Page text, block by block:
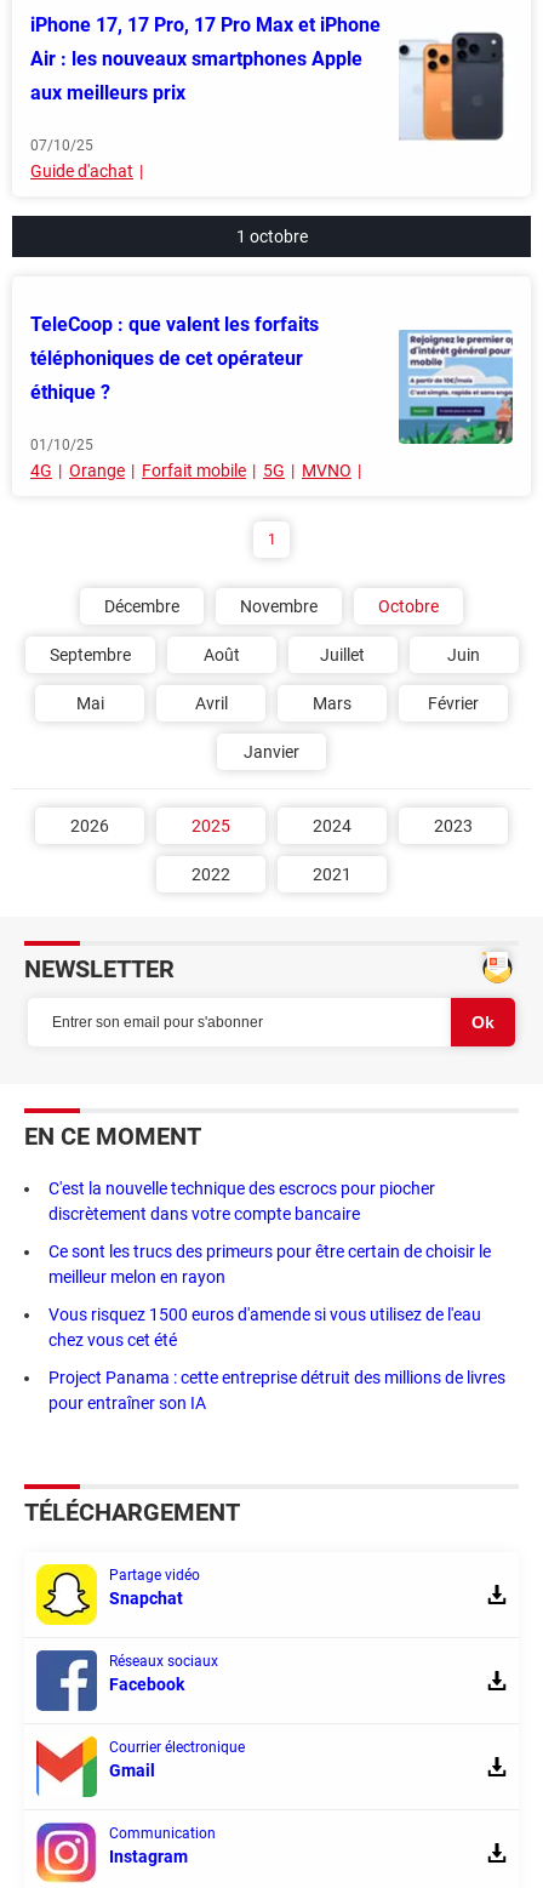
iPhone 17, 17 Pro, 17 Pro Max et iPhone
Air : les nouveaux smartphones Apple
aux meilleurs prix
07/10/25
Guide d'achat
1 octobre
TeleCoop : que valent les forfaits
téléphoniques de cet opérateur
éthique ?
01/10/25
4G Orange Forfait mobile 5G MVNO
1
Décembre Novembre Octobre
Septembre Août Juillet Juin
Mai Avril Mars Février
Janvier
2026 2025 2024 2023
2022 2021
NEWSLETTER
EN CE MOMENT
C'est la nouvelle technique des escrocs pour piocher
discrètement dans votre compte bancaire
Ce sont les trucs des primeurs pour être certain de choisir le
meilleur melon en rayon
Vous risquez 1500 euros d'amende si vous utilisez de l'eau
chez vous cet été
Project Panama : cette entreprise détruit des millions de livres
pour entraîner son IA
TÉLÉCHARGEMENT
Partage vidéo
Snapchat
Réseaux sociaux
Facebook
Courrier électronique
Gmail
Communication
Instagram